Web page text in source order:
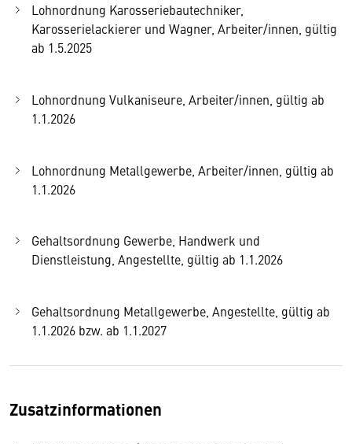
Lohnordnung Karosseriebautechniker,
Karosserielackierer und Wagner, Arbeiter/innen, gültig
ab 1.5.2025
Lohnordnung Vulkaniseure, Arbeiter/innen, gültig ab
1.1.2026
Lohnordnung Metallgewerbe, Arbeiter/innen, gültig ab
1.1.2026
Gehaltsordnung Gewerbe, Handwerk und
Dienstleistung, Angestellte, gültig ab 1.1.2026
Gehaltsordnung Metallgewerbe, Angestellte, gültig ab
1.1.2026 bzw. ab 1.1.2027
Zusatzinformationen